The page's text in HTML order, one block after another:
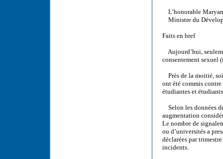
L’honorable
Ministre du
Faits en bref
Aujourd’hui,
consentement sexuel
Près de la moitié,
ont été commis contre
étudiantes et
Selon les données
augmentation
Le nombre de
ou d’universités a
déclarées par
incidents.